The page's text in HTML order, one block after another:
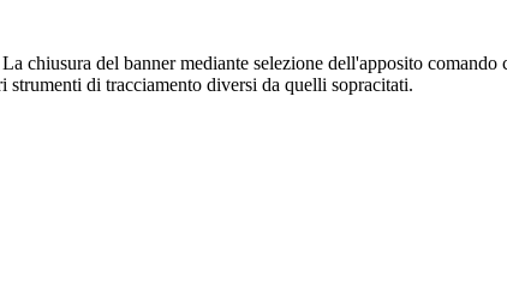
chiusura del banner mediante selezione dell'apposito
di tracciamento diversi da quelli sopracitati.